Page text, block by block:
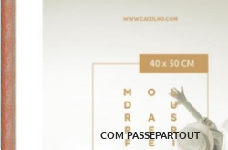
COM PASSEPARTOUT